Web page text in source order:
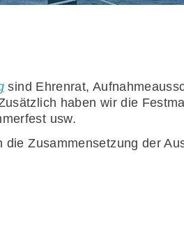
sind Ehrenrat,
haben wir die
usw.
die Zusammensetzung der